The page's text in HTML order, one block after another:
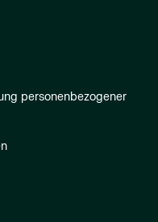
personenbezogener